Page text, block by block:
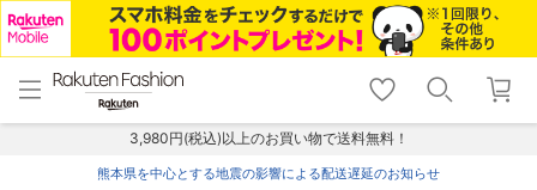
menu home
トップ
shopping_cart lock_outline
ログイン
3,980円(税込)以上のお買い物で送料無料！
熊本県を中心とする地震の影響による配送遅延のお知らせ